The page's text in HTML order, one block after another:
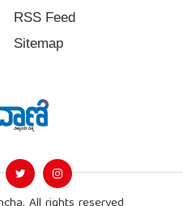
RSS Feed
Sitemap